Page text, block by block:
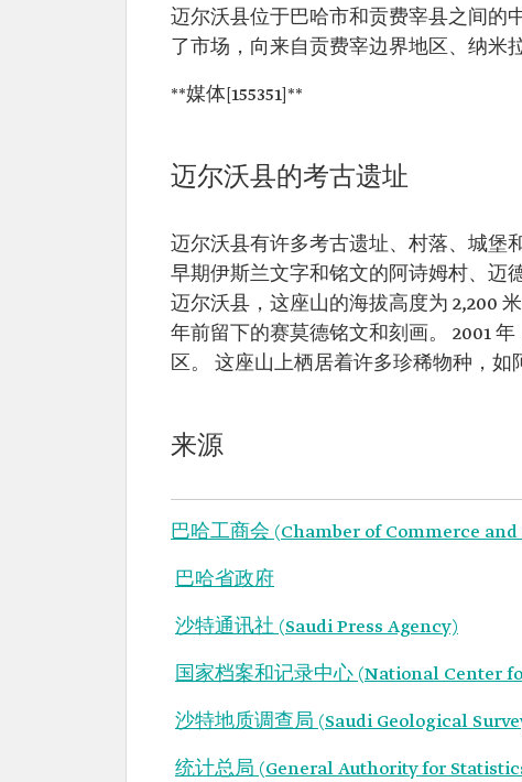
迈尔沃县位于巴哈市和贡费宰县之间的
了市场，向来自贡费宰边界地区、纳米
**媒体[155351]**
迈尔沃县的考古遗址
迈尔沃县有许多考古遗址、村落、城堡
早期伊斯兰文字和铭文的阿诗姆村、迈
迈尔沃县，这座山的海拔高度为 2,200
年前留下的赛莫德铭文和刻画。 2001
区。 这座山上栖居着许多珍稀物种，
来源
巴哈工商会 (Chamber of Commerce
巴哈省政府
沙特通讯社 (Saudi Press Agency)
国家档案和记录中心 (National Center
沙特地质调查局 (Saudi Geological
统计总局 (General Authority for